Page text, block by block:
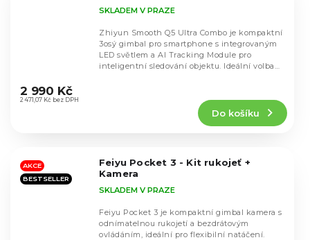
hodnocení
produktu
hvězdiček.
SKLADEM V PRAZE
2 471,07 Kč bez DPH
2 990 Kč
Do košíku
Zhiyun Smooth Q5 Ultra Combo je kompaktní
3osý gimbal pro smartphone s integrovaným
LED světlem a AI Tracking Module pro
inteligentní sledování objektu. Ideální volba
AKCE
BESTSELLER
Feiyu Pocket 3 - Kit rukojeť +
Kamera
SKLADEM V PRAZE
Feiyu Pocket 3 je kompaktní gimbal kamera s
odnímatelnou rukojetí a bezdrátovým
ovládáním, ideální pro flexibilní natáčení.